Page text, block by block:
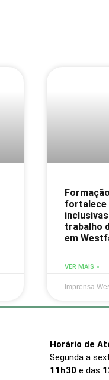
fortalece
trabalho
em
VER MAIS »
Imprensa
Horário de
Segunda a
11h30 e das